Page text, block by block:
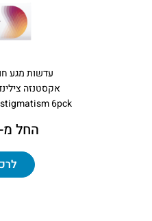
עדשות מגע
אקסטנזה
6pck
החל מ- 279 ₪